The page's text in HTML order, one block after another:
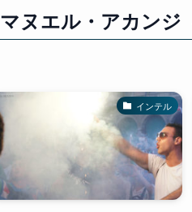
マヌエル・アカンジ
インテル